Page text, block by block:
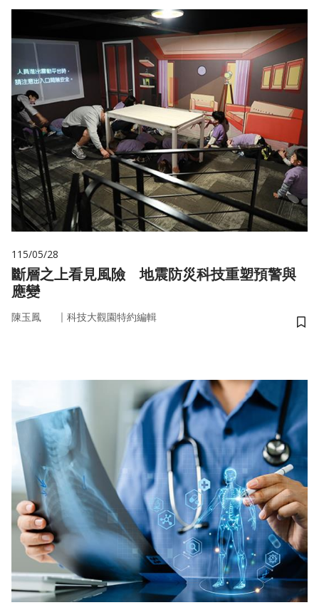
115/05/28
斷層之上看見風險 地震防災科技重塑預警與
應變
陳玉鳳 ｜ 科技大觀園特約編輯
儲